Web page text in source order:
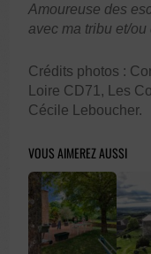
Amoureuse des
avec ma tribu et/
Crédits photos :
Loire CD71, Les
Cécile Leboucher.
VOUS AIMEREZ AUSSI